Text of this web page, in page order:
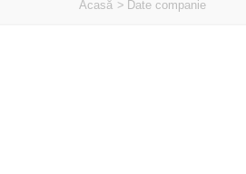
Acasă > Date companie